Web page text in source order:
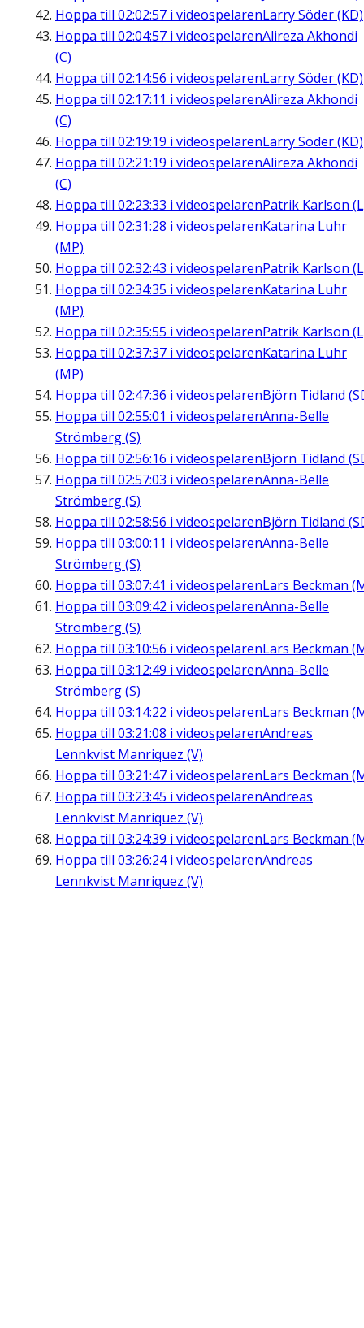
Hoppa till 02:02:57 i videospelarenLarry Söder (KD)
Hoppa till 02:04:57 i videospelarenAlireza Akhondi
(C)
Hoppa till 02:14:56 i videospelarenLarry Söder (KD)
Hoppa till 02:17:11 i videospelarenAlireza Akhondi
(C)
Hoppa till 02:19:19 i videospelarenLarry Söder (KD)
Hoppa till 02:21:19 i videospelarenAlireza Akhondi
(C)
Hoppa till 02:23:33 i videospelarenPatrik Karlson
Hoppa till 02:31:28 i videospelarenKatarina Luhr
(MP)
Hoppa till 02:32:43 i videospelarenPatrik Karlson
Hoppa till 02:34:35 i videospelarenKatarina Luhr
(MP)
Hoppa till 02:35:55 i videospelarenPatrik Karlson
Hoppa till 02:37:37 i videospelarenKatarina Luhr
(MP)
Hoppa till 02:47:36 i videospelarenBjörn Tidland
Hoppa till 02:55:01 i videospelarenAnna-Belle
Strömberg (S)
Hoppa till 02:56:16 i videospelarenBjörn Tidland
Hoppa till 02:57:03 i videospelarenAnna-Belle
Strömberg (S)
Hoppa till 02:58:56 i videospelarenBjörn Tidland
Hoppa till 03:00:11 i videospelarenAnna-Belle
Strömberg (S)
Hoppa till 03:07:41 i videospelarenLars Beckman
Hoppa till 03:09:42 i videospelarenAnna-Belle
Strömberg (S)
Hoppa till 03:10:56 i videospelarenLars Beckman
Hoppa till 03:12:49 i videospelarenAnna-Belle
Strömberg (S)
Hoppa till 03:14:22 i videospelarenLars Beckman
Hoppa till 03:21:08 i videospelarenAndreas
Lennkvist Manriquez (V)
Hoppa till 03:21:47 i videospelarenLars Beckman
Hoppa till 03:23:45 i videospelarenAndreas
Lennkvist Manriquez (V)
Hoppa till 03:24:39 i videospelarenLars Beckman
Hoppa till 03:26:24i videospelarenAndreas
Lennkvist Manriquez (V)